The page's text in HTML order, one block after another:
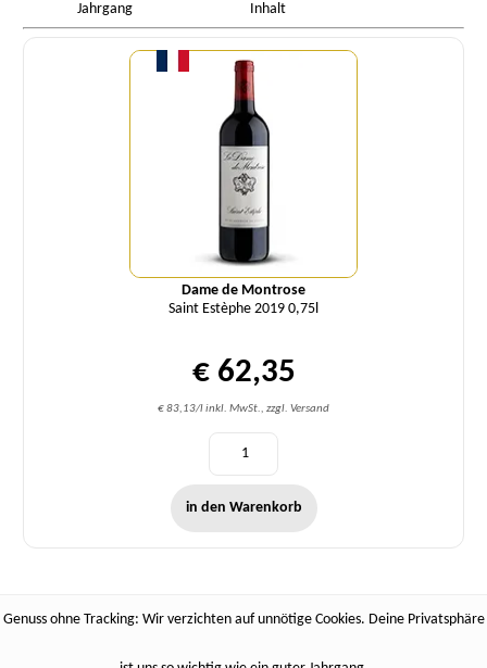
Jahrgang Inhalt
Dame de Montrose
Saint Estèphe 2019 0,75l
€ 62,35
€ 83,13/l inkl. MwSt., zzgl. Versand
Menge
in den Warenkorb
Genuss ohne Tracking: Wir verzichten auf unnötige Cookies. Deine Privatsphäre